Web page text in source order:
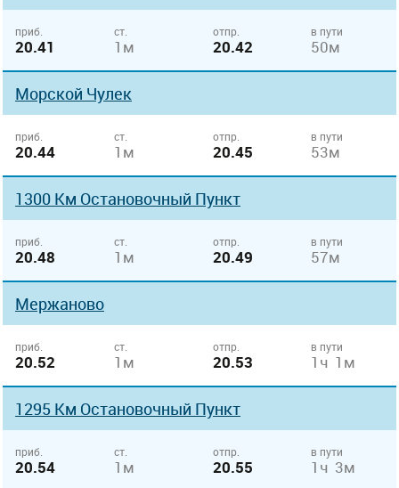
приб.
20.41
ст.
1м
отпр.
20.42
в пути
50м
Морской Чулек
приб.
20.44
ст.
1м
отпр.
20.45
в пути
53м
1300 Км Остановочный Пункт
приб.
20.48
ст.
1м
отпр.
20.49
в пути
57м
Мержаново
приб.
20.52
ст.
1м
отпр.
20.53
в пути
1ч 1м
1295 Км Остановочный Пункт
приб.
20.54
ст.
1м
отпр.
20.55
в пути
1ч 3м